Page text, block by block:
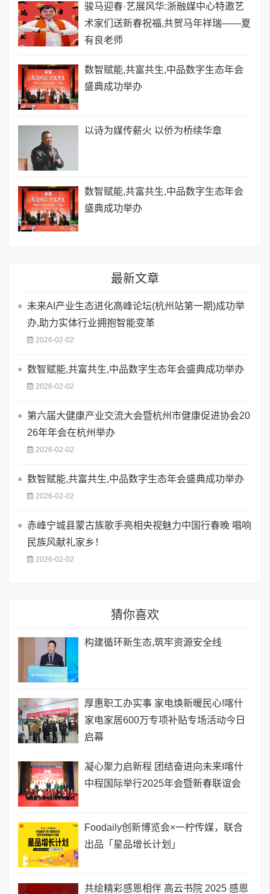
骏马迎春·艺展风华:浙融媒中心特邀艺
术家们送新春祝福,共贺马年祥瑞——夏
有良老师
数智赋能,共富共生,中品数字生态年会
盛典成功举办
以诗为媒传薪火 以侨为桥续华章
数智赋能,共富共生,中品数字生态年会
盛典成功举办
最新文章
未来AI产业生态进化高峰论坛(杭州站第一期)成功举
办,助力实体行业拥抱智能变革
2026-02-02
数智赋能,共富共生,中品数字生态年会盛典成功举办
2026-02-02
第六届大健康产业交流大会暨杭州市健康促进协会20
26年年会在杭州举办
2026-02-02
数智赋能,共富共生,中品数字生态年会盛典成功举办
2026-02-02
赤峰宁城县蒙古族歌手亮相央视魅力中国行春晚 唱响
民族风献礼家乡！
2026-02-02
猜你喜欢
构建循环新生态,筑牢资源安全线
厚惠职工办实事 家电焕新暖民心!喀什
家电家居600万专项补贴专场活动今日
启幕
凝心聚力启新程 团结奋进向未来I喀什
中程国际举行2025年会暨新春联谊会
Foodaily创新博览会×一柠传媒，联合
出品「星品增长计划」
共绘精彩感恩相伴 高云书院 2025 感恩